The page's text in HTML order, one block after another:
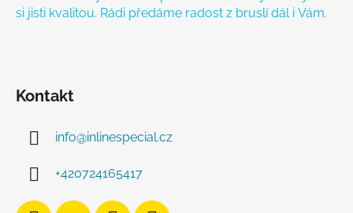
si jisti kvalitou. Rádi předáme radost z bruslí dál i Vám.
Kontakt
info@inlinespecial.cz
+420724165417